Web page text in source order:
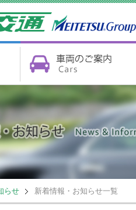
らせ 新着情報・お知らせ一覧